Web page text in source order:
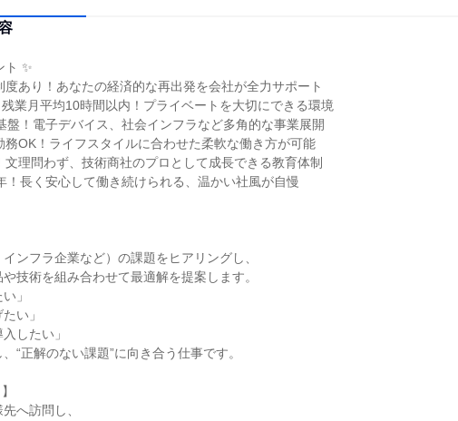
ト ✨
度あり！あなたの経済的な再出発を会社が全力サポート
業月平均10時間以内！プライベートを大切にできる環境
盤！電子デバイス、社会インフラなど多角的な事業展開
務OK！ライフスタイルに合わせた柔軟な働き方が可能
文理問わず、技術商社のプロとして成長できる教育体制
！長く安心して働き続けられる、温かい社風が自慢
ンフラ企業など）の課題をヒアリングし、
技術を組み合わせて最適解を提案します。
」
い」
したい」
“正解のない課題”に向き合う仕事です。
へ訪問し、